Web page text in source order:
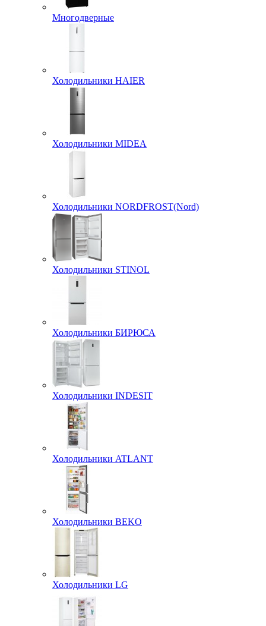
Многодверные
Холодильники HAIER
Холодильники MIDEA
Холодильники NORDFROST(Nord)
Холодильники STINOL
Холодильники БИРЮСА
Холодильники INDESIT
Холодильники ATLANT
Холодильники BEKO
Холодильники LG